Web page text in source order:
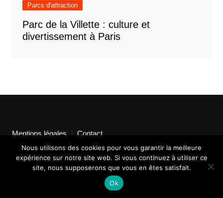
Parcs d'attraction
Parc de la Villette : culture et
divertissement à Paris
Mentions légales Contact
Nous utilisons des cookies pour vous garantir la meilleure
expérience sur notre site web. Si vous continuez à utiliser ce
site, nous supposerons que vous en êtes satisfait.
Ok